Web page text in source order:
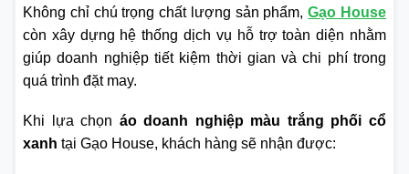
Không chỉ chú trọng chất lượng sản phẩm,Gạo House
còn xây dựng hệ thống dịch vụ hỗ trợ toàn diện nhằm
giúp doanh nghiệp tiết kiệm thời gian và chi phí trong
quá trình đặt may.
Khi lựa chọn áo doanh nghiệp màu trắng phối cổ
xanh tại Gạo House, khách hàng sẽ nhận được: